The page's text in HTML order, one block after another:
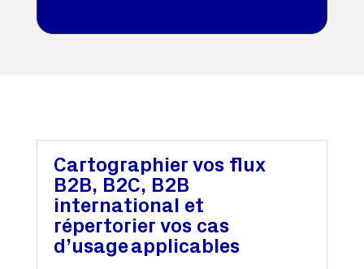
Cartographier vos flux
B2B, B2C, B2B
international et
répertorier vos cas
d’usage applicables